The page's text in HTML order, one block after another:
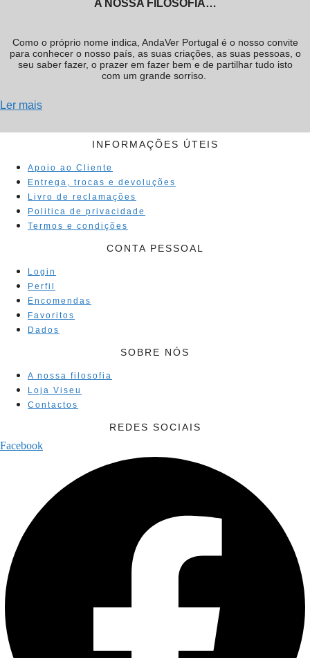
A NOSSA FILOSOFIA…
Como o próprio nome indica, AndaVer Portugal é o nosso convite
para conhecer o nosso país, as suas criações, as suas pessoas, o
seu saber fazer, o prazer em fazer bem e de partilhar tudo isto
com um grande sorriso.
Ler mais
INFORMAÇÕES ÚTEIS
Apoio ao Cliente
Entrega, trocas e devoluções
Livro de reclamações
Politica de privacidade
Termos e condições
CONTA PESSOAL
Login
Perfil
Encomendas
Favoritos
Dados
SOBRE NÓS
A nossa filosofia
Loja Viseu
Contactos
REDES SOCIAIS
Facebook